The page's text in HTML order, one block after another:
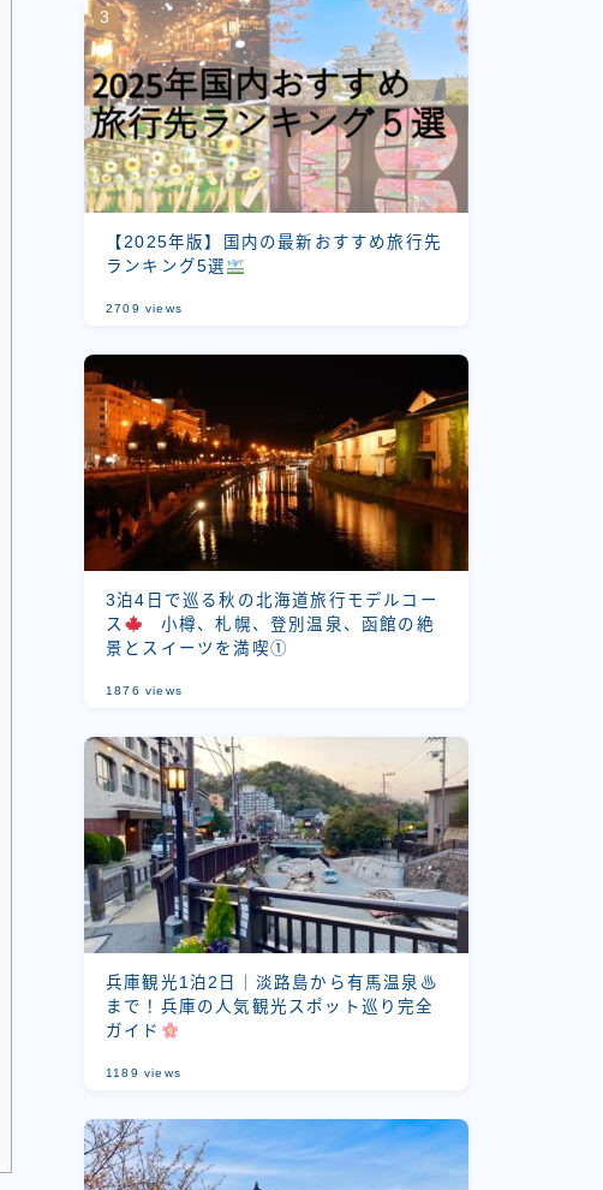
【2025年版】国内の最新おすすめ旅行先
ランキング5選
2709 views
3泊4日で巡る秋の北海道旅行モデルコー
ス
小樽、札幌、登別温泉、函館の絶
景とスイーツを満喫①
1876 views
兵庫観光1泊2日｜淡路島から有馬温泉♨
まで！兵庫の人気観光スポット巡り完全
ガイド
1189 views